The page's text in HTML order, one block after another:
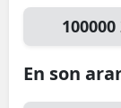
100000
En son